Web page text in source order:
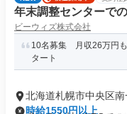
年末調整センターで
ビーウィズ株式会社
10名募集 月収26万円
タート
北海道札幌市中央区
時給1550円以上